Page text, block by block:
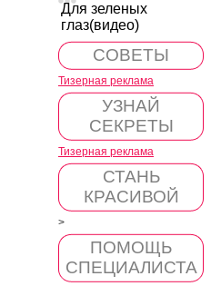
Для зеленых
глаз(видео)
СОВЕТЫ
Тизерная реклама
УЗНАЙ
СЕКРЕТЫ
Тизерная реклама
СТАНЬ
КРАСИВОЙ
>
ПОМОЩЬ
СПЕЦИАЛИСТА